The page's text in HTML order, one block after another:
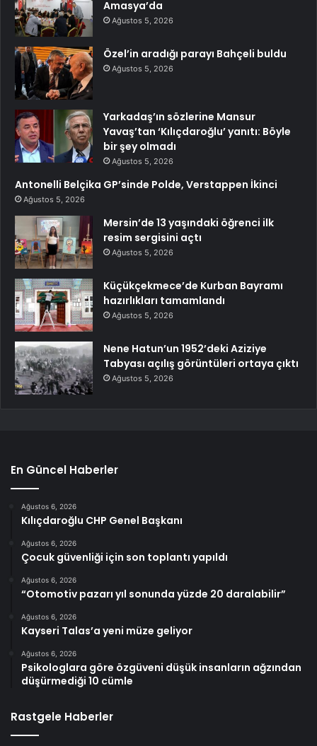
Amasya’da
Ağustos 5, 2026
Özel’in aradığı parayı Bahçeli buldu
Ağustos 5, 2026
Yarkadaş’ın sözlerine Mansur
Yavaş’tan ‘Kılıçdaroğlu’ yanıtı: Böyle
bir şey olmadı
Ağustos 5, 2026
Antonelli Belçika GP’sinde Polde, Verstappen İkinci
Ağustos 5, 2026
Mersin’de 13 yaşındaki öğrenci ilk
resim sergisini açtı
Ağustos 5, 2026
Küçükçekmece’de Kurban Bayramı
hazırlıkları tamamlandı
Ağustos 5, 2026
Nene Hatun’un 1952’deki Aziziye
Tabyası açılış görüntüleri ortaya çıktı
Ağustos 5, 2026
En Güncel Haberler
Ağustos 6, 2026
Kılıçdaroğlu CHP Genel Başkanı
Ağustos 6, 2026
Çocuk güvenliği için son toplantı yapıldı
Ağustos 6, 2026
“Otomotiv pazarı yıl sonunda yüzde 20 daralabilir”
Ağustos 6, 2026
Kayseri Talas’a yeni müze geliyor
Ağustos 6, 2026
Psikologlara göre özgüveni düşük insanların ağzından
düşürmediği 10 cümle
Rastgele Haberler